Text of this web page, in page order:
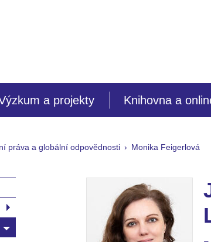
a projekty Knihovna a
práva a globální odpovědnosti Monika Feigerlová